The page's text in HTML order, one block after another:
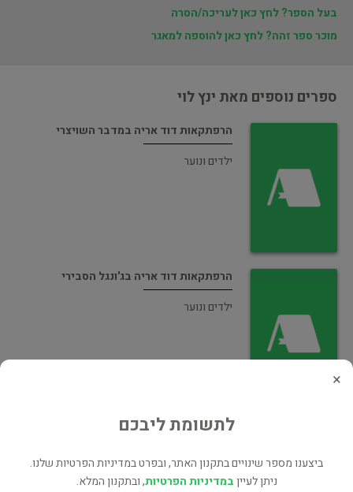
בעל הספר? לחץ כאן לעריכה/הסרה
מוכר ספר זהה? לחץ כאן להוספה למאגר
ספרים נוספים מאת ינץ לוי
הרפתקאות דוד אריה במדבר השויצרי
ילדים ונוער
הרפתקאות דוד אריה בג'ונגל הסבירי
ילדים ונוער
הרפתקאות דוד אריה בערבות רומניה
×
לתשומת ליבכם
ביצענו מספר שינויים בתקנון האתר, ובפרט במדיניות הפרטיות שלנו.
ניתן לעייןבמדיניות הפרטיות, ובתקנון המלא.